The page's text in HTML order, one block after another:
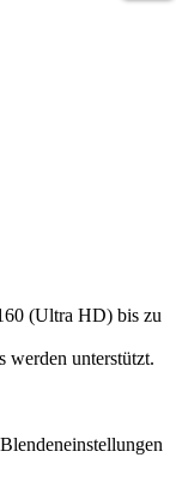
(Ultra HD) bis zu
werden unterstützt.